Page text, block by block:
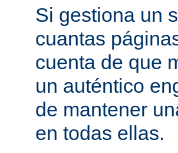
Si gestiona un
cuantas
cuenta de que
un auténtico
de mantener
en todas ellas.